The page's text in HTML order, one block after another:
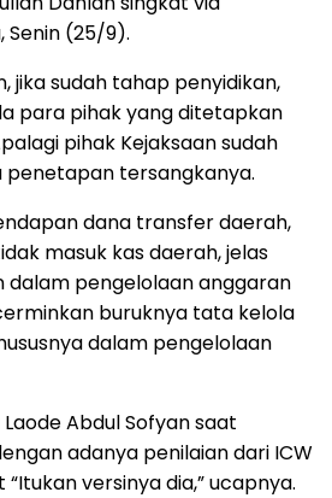
Senin (25/9).
jika sudah tahap penyidikan,
para pihak yang ditetapkan
pihak Kejaksaan sudah
penetapan tersangkanya.
dana transfer daerah,
masuk kas daerah, jelas
dalam pengelolaan anggaran
buruknya tata kelola
dalam pengelolaan
Abdul Sofyan saat
adanya penilaian dari ICW
versinya dia,” ucapnya.